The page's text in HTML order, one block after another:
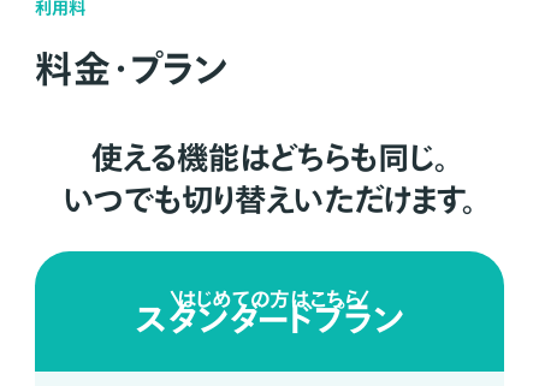
利用料
料金・プラン
使える機能はどちらも同じ。
いつでも切り替えいただけます。
はじめての方はこちら
スタンダードプラン